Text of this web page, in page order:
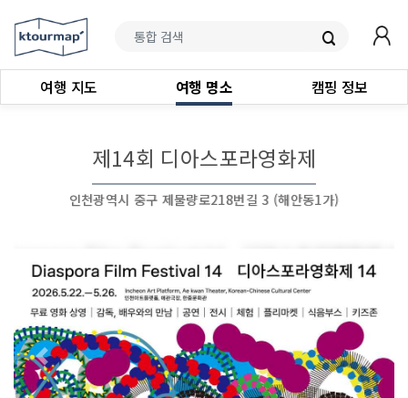
여행 지도 여행 명소 캠핑 정보
제14회 디아스포라영화제
인천광역시 중구 제물량로218번길 3 (해안동1가)